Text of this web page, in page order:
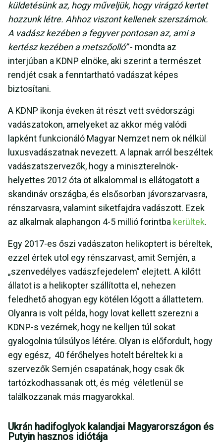
küldetésünk az, hogy műveljük, hogy virágzó kertet
hozzunk létre. Ahhoz viszont kellenek szerszámok.
A vadász kezében a fegyver pontosan az, ami a
kertész kezében a metszőolló”- mondta az
interjúban a KDNP elnöke, aki szerint a természet
rendjét csak a fenntartható vadászat képes
biztosítani.
A KDNP ikonja éveken át részt vett svédországi
vadászatokon, amelyeket az akkor még valódi
lapként funkcionáló Magyar Nemzet nem ok nélkül
luxusvadászatnak nevezett. A lapnak arról beszéltek
vadászatszervezők, hogy a miniszterelnök-
helyettes 2012 óta öt alkalommal is ellátogatott a
skandináv országba, és elsősorban jávorszarvasra,
rénszarvasra, valamint siketfajdra vadászott. Ezek
az alkalmak alaphangon 4-5 millió forintba kerültek.
Egy 2017-es őszi vadászaton helikoptert is béreltek,
ezzel értek utol egy rénszarvast, amit Semjén, a
„szenvedélyes vadászfejedelem” elejtett. A kilőtt
állatot is a helikopter szállította el, nehezen
feledhető ahogyan egy kötélen lógott a állattetem.
Olyanra is volt példa, hogy lovat kellett szerezni a
KDNP-s vezérnek, hogy ne kelljen túl sokat
gyalogolnia túlsúlyos létére. Olyan is előfordult, hogy
egy egész, 40 férőhelyes hotelt béreltek ki a
szervezők Semjén csapatának, hogy csak ők
tartózkodhassanak ott, és még véletlenül se
találkozzanak más magyarokkal.
Ukrán hadifoglyok kalandjai Magyarországon és
Putyin hasznos idiótája